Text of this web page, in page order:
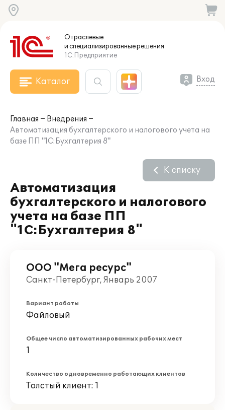
Отраслевые
и специализированныерешения
1С:Предприятие
Каталог Вход
Главная
Внедрения
Автоматизация бухгалтерского и налогового учета на
базе ПП "1C:Бухгалтерия 8"
Автоматизация
бухгалтерского и налогового
учета на базе ПП
"1C:Бухгалтерия 8"
К списку
ООО "Мега ресурс"
Санкт-Петербург, Январь 2007
Вариант работы
Файловый
Общее число автоматизированных рабочих мест
1
Количество одновременно работающих клиентов
Толстый клиент: 1